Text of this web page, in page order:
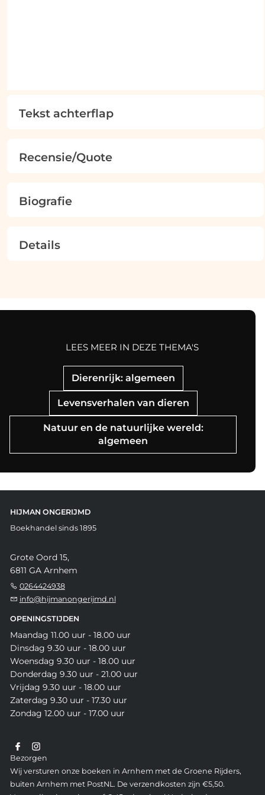
Tekst achterflap
Recensie/Quote
Biografie
Details
Dierenrijk: algemeen
Levensverhalen van dieren
Natuur en de natuurlijke wereld:
algemeen
LEES MEER IN DEZE THEMA'S
HIJMAN ONGERIJMD
Boekhandel sinds 1895
Grote Oord 15,
6811 GA Arnhem
0264424938
info@hijmanongerijmd.nl
OPENINGSTIJDEN
Maandag 11.00 uur - 18.00 uur
Dinsdag 9.30 uur - 18.00 uur
Woensdag 9.30 uur - 18.00 uur
Donderdag 9.30 uur - 21.00 uur
Vrijdag 9.30 uur - 18.00 uur
Zaterdag 9.30 uur - 17.30 uur
Zondag 12.00 uur - 17.00 uur
Bezorgen
Wij versturen onze boeken in Arnhem met de Groene Rijders,
buiten Arnhem met PostNL. De verzendkosten zijn €5,50.